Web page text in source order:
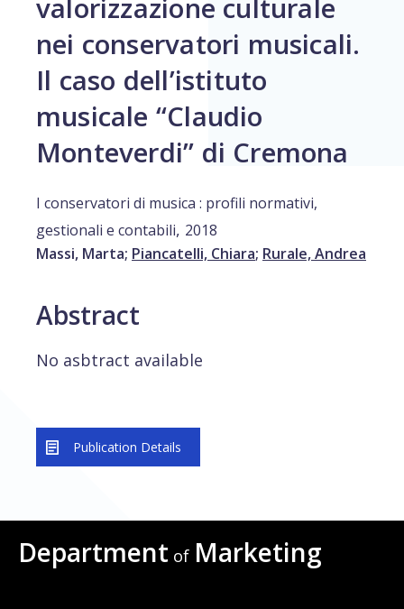
valorizzazione culturale
nei conservatori musicali.
Il caso dell’istituto
musicale “Claudio
Monteverdi” di Cremona
I conservatori di musica : profili normativi,
gestionali e contabili, 2018
Massi, Marta; Piancatelli, Chiara; Rurale, Andrea
Abstract
No asbtract available
Publication Details
Department of Marketing